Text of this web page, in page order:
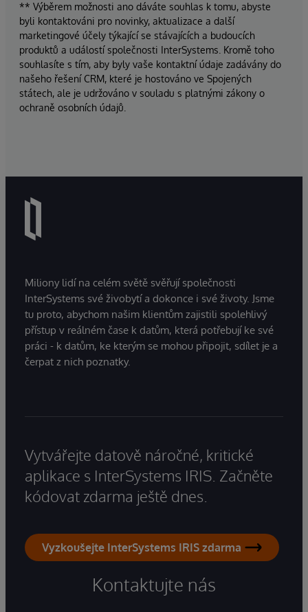
** Výběrem možnosti ano dáváte souhlas k tomu, abyste
byli kontaktováni pro novinky, aktualizace a další
marketingové účely týkající se stávajících a budoucích
produktů a událostí společnosti InterSystems. Kromě toho
souhlasíte s tím, aby byly vaše kontaktní údaje zadávány do
našeho řešení CRM, které je hostováno ve Spojených
státech, ale je udržováno v souladu s platnými zákony o
ochraně osobních údajů.
Miliony lidí na celém světě svěřují společnosti
InterSystems své živobytí a dokonce i své životy. Jsme
tu proto, abychom našim klientům zajistili spolehlivý
přístup v reálném čase k datům, která potřebují ke své
práci - k datům, ke kterým se mohou připojit, sdílet je a
čerpat z nich poznatky.
Vytvářejte datově náročné, kritické
aplikace s InterSystems IRIS. Začněte
kódovat zdarma ještě dnes.
Vyzkoušejte InterSystems IRIS zdarma
Kontaktujte nás